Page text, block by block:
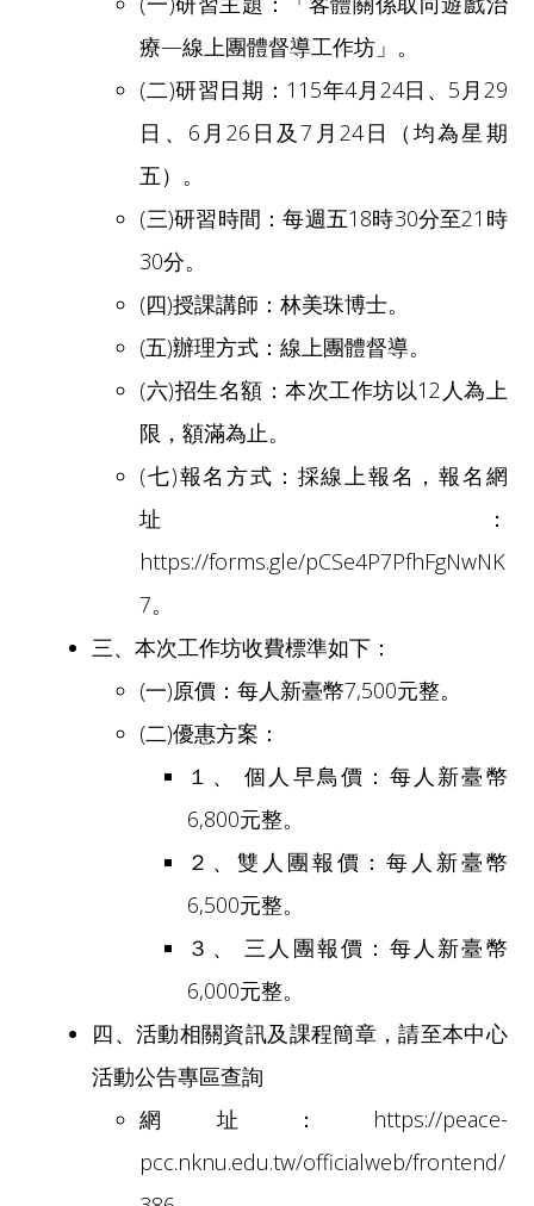
療—線上團體督導工作坊」。
(二)研習日期：115年4月24日、5月29
日、6月26日及7月24日（均為星期
五）。
(三)研習時間：每週五18時30分至21時
30分。
(四)授課講師：林美珠博士。
(五)辦理方式：線上團體督導。
(六)招生名額：本次工作坊以12人為上
限，額滿為止。
(七)報名方式：採線上報名，報名網
址：
https://forms.gle/pCSe4P7PfhFgNwNK
7。
三、本次工作坊收費標準如下：
(一)原價：每人新臺幣7,500元整。
(二)優惠方案：
１、 個人早鳥價：每人新臺幣
6,800元整。
２、雙人團報價：每人新臺幣
6,500元整。
３、 三人團報價：每人新臺幣
6,000元整。
四、活動相關資訊及課程簡章，請至本中心
活動公告專區查詢
網址：https://peace-
pcc.nknu.edu.tw/officialweb/frontend/